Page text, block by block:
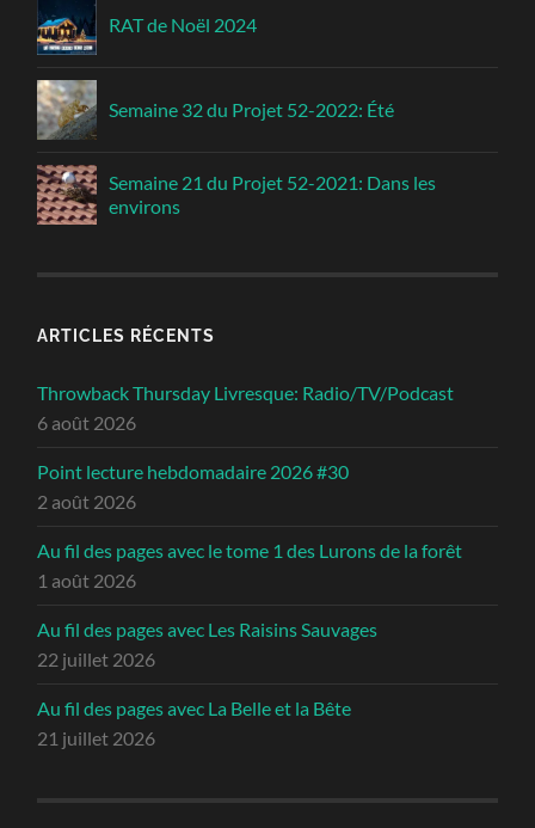
RAT de Noël 2024
Semaine 32 du Projet 52-2022: Été
Semaine 21 du Projet 52-2021: Dans les
environs
ARTICLES RÉCENTS
Throwback Thursday Livresque: Radio/TV/Podcast
6 août 2026
Point lecture hebdomadaire 2026 #30
2 août 2026
Au fil des pages avec le tome 1 des Lurons de la forêt
1 août 2026
Au fil des pages avec Les Raisins Sauvages
22 juillet 2026
Au fil des pages avec La Belle et la Bête
21 juillet 2026